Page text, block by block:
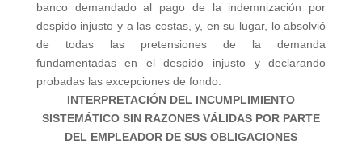
banco demandado al pago de la indemnización por
despido injusto y a las costas, y, en su lugar, lo absolvió
de todas las pretensiones de la demanda
fundamentadas en el despido injusto y declarando
probadas las excepciones de fondo.
INTERPRETACIÓN DEL INCUMPLIMIENTO
SISTEMÁTICO SIN RAZONES VÁLIDAS POR PARTE
DEL EMPLEADOR DE SUS OBLIGACIONES